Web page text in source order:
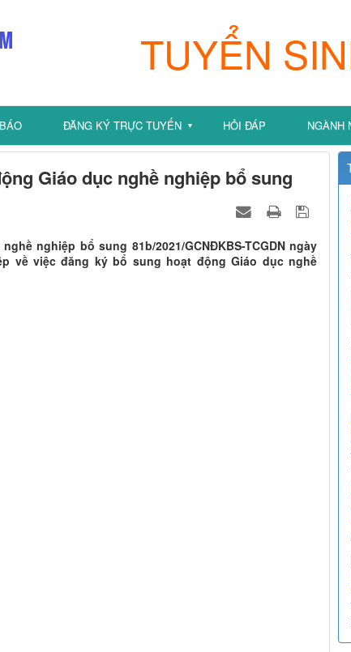
TUYỂN
ĐĂNG KÝ TRỰC TUYẾN ▼ HỎI ĐÁP NGÀNH
Giáo dục nghề nghiệp bổ sung
nghiệp bổ sung 81b/2021/GCNĐKBS-TCGDN ngày
về việc đăng ký bổ sung hoạt động Giáo dục nghề